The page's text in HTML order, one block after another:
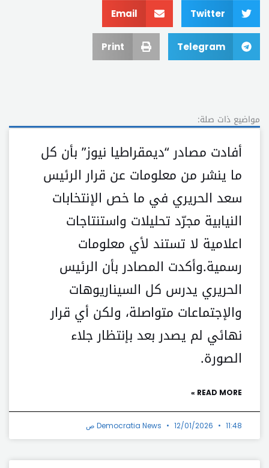
Twitter
Email
Telegram
Print
مواضيع ذات صلة:
أفادت مصادر “ديمقراطيا نيوز” بأن كل
ما ينشر من معلومات عن قرار الرئيس
سعد الحريري في ما خص الإنتخابات
النيابية مجرّد تحليلات واستنتاجات
اعلامية لا تستند لأي معلومات
رسمية.وأكدت المصادر بأن الرئيس
الحريري يدرس كل السيناريوهات
والإجتماعات متواصلة، ولكن أي قرار
نهائي لم يصدر بعد بإنتظار جلاء
الصورة.
READ MORE »
Democratia News 12/01/2026 11:48 ص